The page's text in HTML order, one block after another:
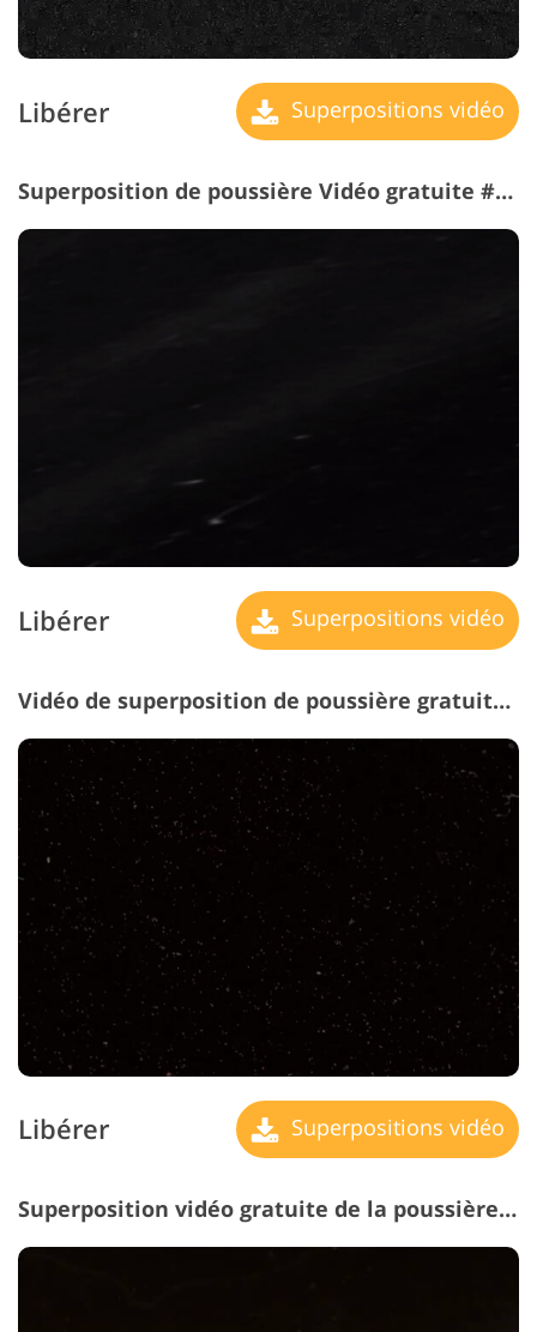
Libérer Superpositions vidéo
Superposition de poussière Vidéo gratuite #13 "Scratched Film"
Libérer Superpositions vidéo
Vidéo de superposition de poussière gratuite #14 "Grainy"
Libérer Superpositions vidéo
Superposition vidéo gratuite de la poussière #15 "Retro Feel"